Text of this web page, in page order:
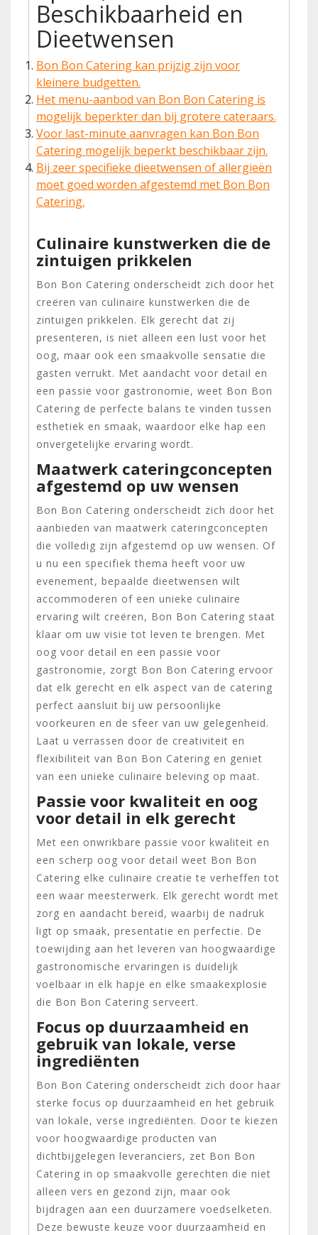
Beschikbaarheid en
Dieetwensen
Bon Bon Catering kan prijzig zijn voor
kleinere budgetten.
Het menu-aanbod van Bon Bon Catering is
mogelijk beperkter dan bij grotere cateraars.
Voor last-minute aanvragen kan Bon Bon
Catering mogelijk beperkt beschikbaar zijn.
Bij zeer specifieke dieetwensen of allergieën
moet goed worden afgestemd met Bon Bon
Catering.
Culinaire kunstwerken die de
zintuigen prikkelen
Bon Bon Catering onderscheidt zich door het
creëren van culinaire kunstwerken die de
zintuigen prikkelen. Elk gerecht dat zij
presenteren, is niet alleen een lust voor het
oog, maar ook een smaakvolle sensatie die
gasten verrukt. Met aandacht voor detail en
een passie voor gastronomie, weet Bon Bon
Catering de perfecte balans te vinden tussen
esthetiek en smaak, waardoor elke hap een
onvergetelijke ervaring wordt.
Maatwerk cateringconcepten
afgestemd op uw wensen
Bon Bon Catering onderscheidt zich door het
aanbieden van maatwerk cateringconcepten
die volledig zijn afgestemd op uw wensen. Of
u nu een specifiek thema heeft voor uw
evenement, bepaalde dieetwensen wilt
accommoderen of een unieke culinaire
ervaring wilt creëren, Bon Bon Catering staat
klaar om uw visie tot leven te brengen. Met
oog voor detail en een passie voor
gastronomie, zorgt Bon Bon Catering ervoor
dat elk gerecht en elk aspect van de catering
perfect aansluit bij uw persoonlijke
voorkeuren en de sfeer van uw gelegenheid.
Laat u verrassen door de creativiteit en
flexibiliteit van Bon Bon Catering en geniet
van een unieke culinaire beleving op maat.
Passie voor kwaliteit en oog
voor detail in elk gerecht
Met een onwrikbare passie voor kwaliteit en
een scherp oog voor detail weet Bon Bon
Catering elke culinaire creatie te verheffen tot
een waar meesterwerk. Elk gerecht wordt met
zorg en aandacht bereid, waarbij de nadruk
ligt op smaak, presentatie en perfectie. De
toewijding aan het leveren van hoogwaardige
gastronomische ervaringen is duidelijk
voelbaar in elk hapje en elke smaakexplosie
die Bon Bon Catering serveert.
Focus op duurzaamheid en
gebruik van lokale, verse
ingrediënten
Bon Bon Catering onderscheidt zich door haar
sterke focus op duurzaamheid en het gebruik
van lokale, verse ingrediënten. Door te kiezen
voor hoogwaardige producten van
dichtbijgelegen leveranciers, zet Bon Bon
Catering in op smaakvolle gerechten die niet
alleen vers en gezond zijn, maar ook
bijdragen aan een duurzamere voedselketen.
Deze bewuste keuze voor duurzaamheid en